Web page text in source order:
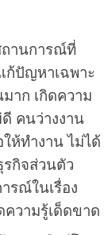
านการณ์ที่
ก้ปัญหาเฉพาะ
าก เกิดความ
คนว่างงาน
ห้ทำงาน ไม่ได้
รกิจส่วนตัว
รณ์ในเรื่อง
วามรู้เด็ดขาด